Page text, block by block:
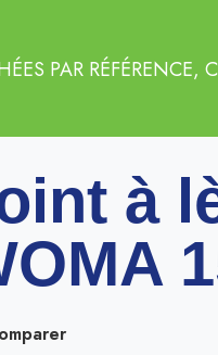
PAR
à